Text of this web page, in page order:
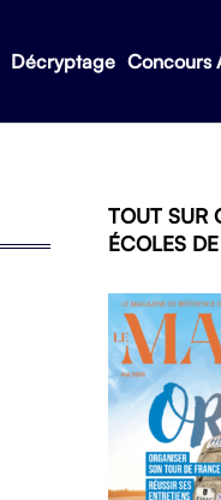
Décryptage Concours
TOUT SUR
ÉCOLES